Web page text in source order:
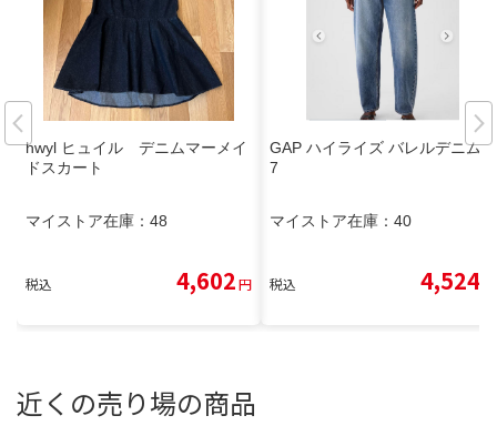
hwyl ヒュイル デニムマーメイ
ドスカート
マイストア在庫： 48
税込 4,602円
GAP ハイライズ バレルデニム 2
7
マイストア在庫： 40
税込 4,524
近くの売り場の商品